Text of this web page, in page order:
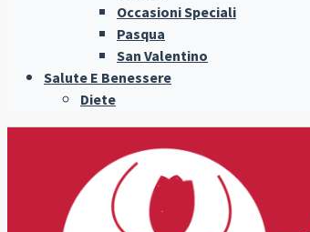
Occasioni Speciali
Pasqua
San Valentino
Salute E Benessere
Diete